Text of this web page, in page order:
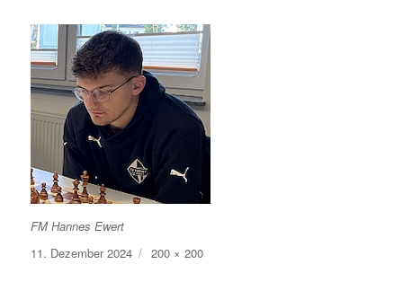
FM Hannes Ewert
Veröffentlicht
am
11. Dezember 2024 Volle
Größe
200 × 200